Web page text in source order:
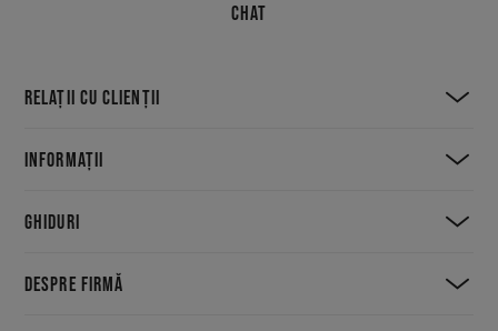
CHAT
RELAȚII CU CLIENȚII
INFORMAȚII
GHIDURI
DESPRE FIRMĂ